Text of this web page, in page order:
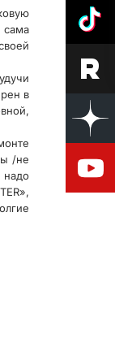
в
/не
надо